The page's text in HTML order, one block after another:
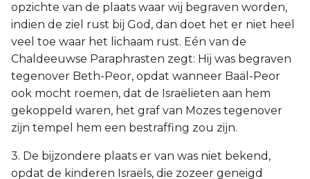
opzichte van de plaats waar wij begraven worden,
indien de ziel rust bij God, dan doet het er niet heel
veel toe waar het lichaam rust. Eén van de
Chaldeeuwse Paraphrasten zegt: Hij was begraven
tegenover Beth-Peor, opdat wanneer Baäl-Peor
ook mocht roemen, dat de Israëlieten aan hem
gekoppeld waren, het graf van Mozes tegenover
zijn tempel hem een bestraffing zou zijn.
3. De bijzondere plaats er van was niet bekend,
opdat de kinderen Israëls, die zozeer geneigd